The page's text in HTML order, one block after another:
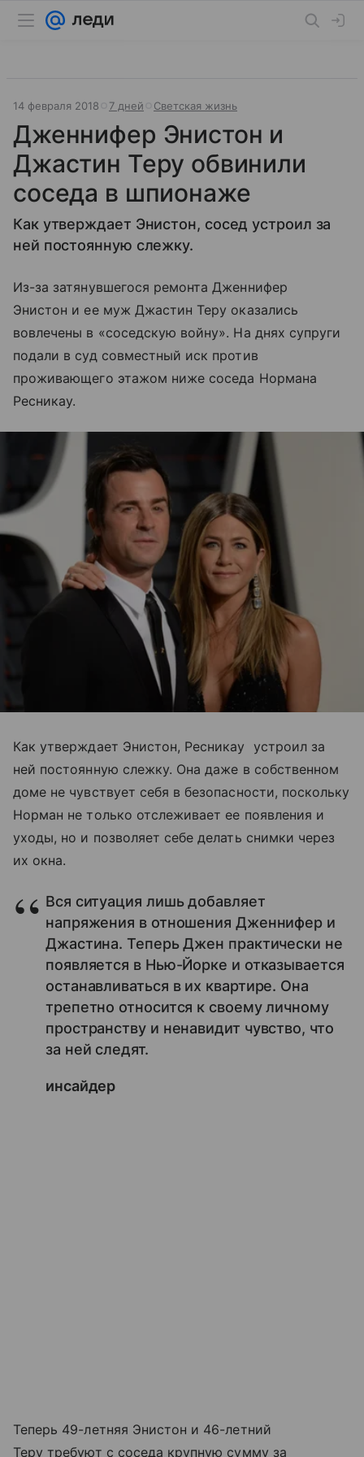
14 февраля 2018 7 дней Светская жизнь
Дженнифер Энистон и
Джастин Теру обвинили
соседа в шпионаже
Как утверждает Энистон, сосед устроил за
ней постоянную слежку.
Из-за затянувшегося ремонта Дженнифер
Энистон и ее муж Джастин Теру оказались
вовлечены в «соседскую войну». На днях супруги
подали в суд совместный иск против
проживающего этажом ниже соседа Нормана
Ресникау.
Как утверждает Энистон, Ресникау устроил за
ней постоянную слежку. Она даже в собственном
доме не чувствует себя в безопасности, поскольку
Норман не только отслеживает ее появления и
уходы, но и позволяет себе делать снимки через
их окна.
Вся ситуация лишь добавляет
напряжения в отношения Дженнифер и
Джастина. Теперь Джен практически не
появляется в Нью-Йорке и отказывается
останавливаться в их квартире. Она
трепетно относится к своему личному
пространству и ненавидит чувство, что
за ней следят.
инсайдер
Теперь 49-летняя Энистон и 46-летний
Теру требуют с соседа крупную сумму за